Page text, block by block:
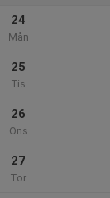
24
Mån
25
Tis
26
Ons
27
Tor